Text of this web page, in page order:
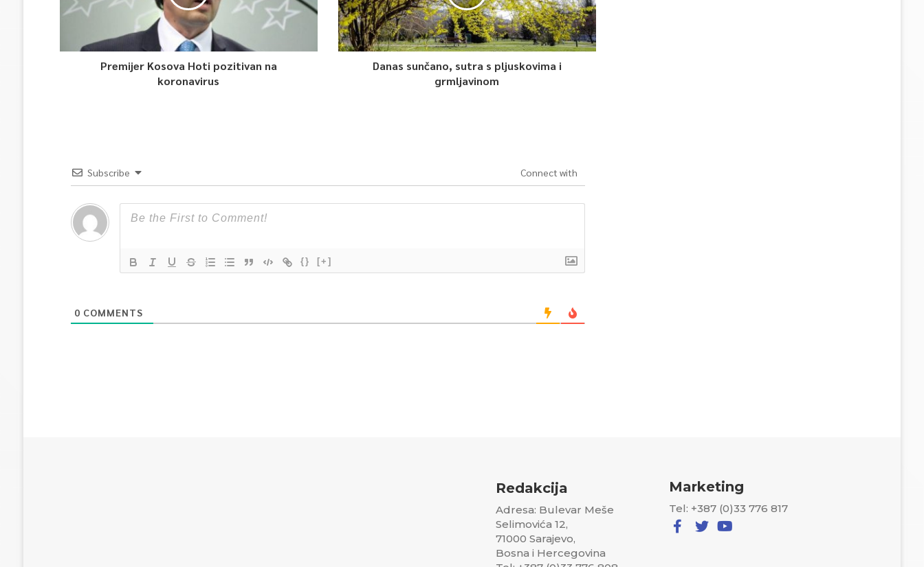
Premijer Kosova Hoti pozitivan na
koronavirus
Danas sunčano, sutra s pljuskovima i
grmljavinom
Subscribe Connect with
{} [+]
0 COMMENTS
Redakcija
Adresa: Bulevar Meše
Selimovića 12,
71000 Sarajevo,
Bosna i Hercegovina
Marketing
Tel: +387 (0)33 776 817